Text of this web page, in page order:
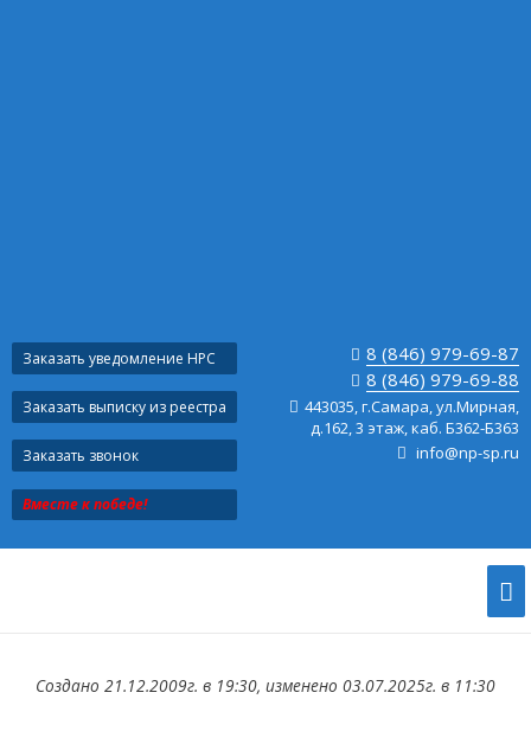
Заказать уведомление НРС
Заказать выписку из реестра
Заказать звонок
Вместе к победе!
8 (846) 979-69-87
8 (846) 979-69-88
443035, г.Самара, ул.Мирная,
д.162, 3 этаж, каб. Б362-Б363
info@np-sp.ru
Создано 21.12.2009г. в 19:30, изменено 03.07.2025г. в 11:30